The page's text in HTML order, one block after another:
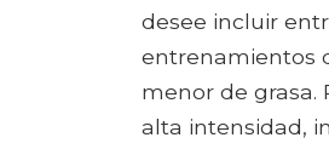
desee incluir
entrenamientos
menor de grasa.
alta intensidad,